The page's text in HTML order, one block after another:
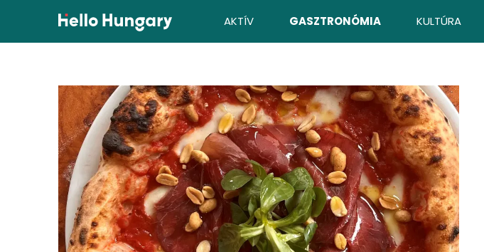
Ugrás a tartalomhoz AKTÍV GASZTRONÓMIA KULTÚRA